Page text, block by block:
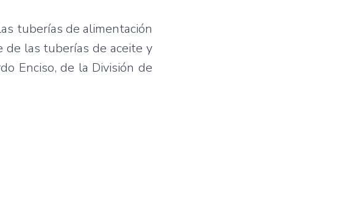
tuberías de alimentación
de las tuberías de aceite y
Enciso, de la División de